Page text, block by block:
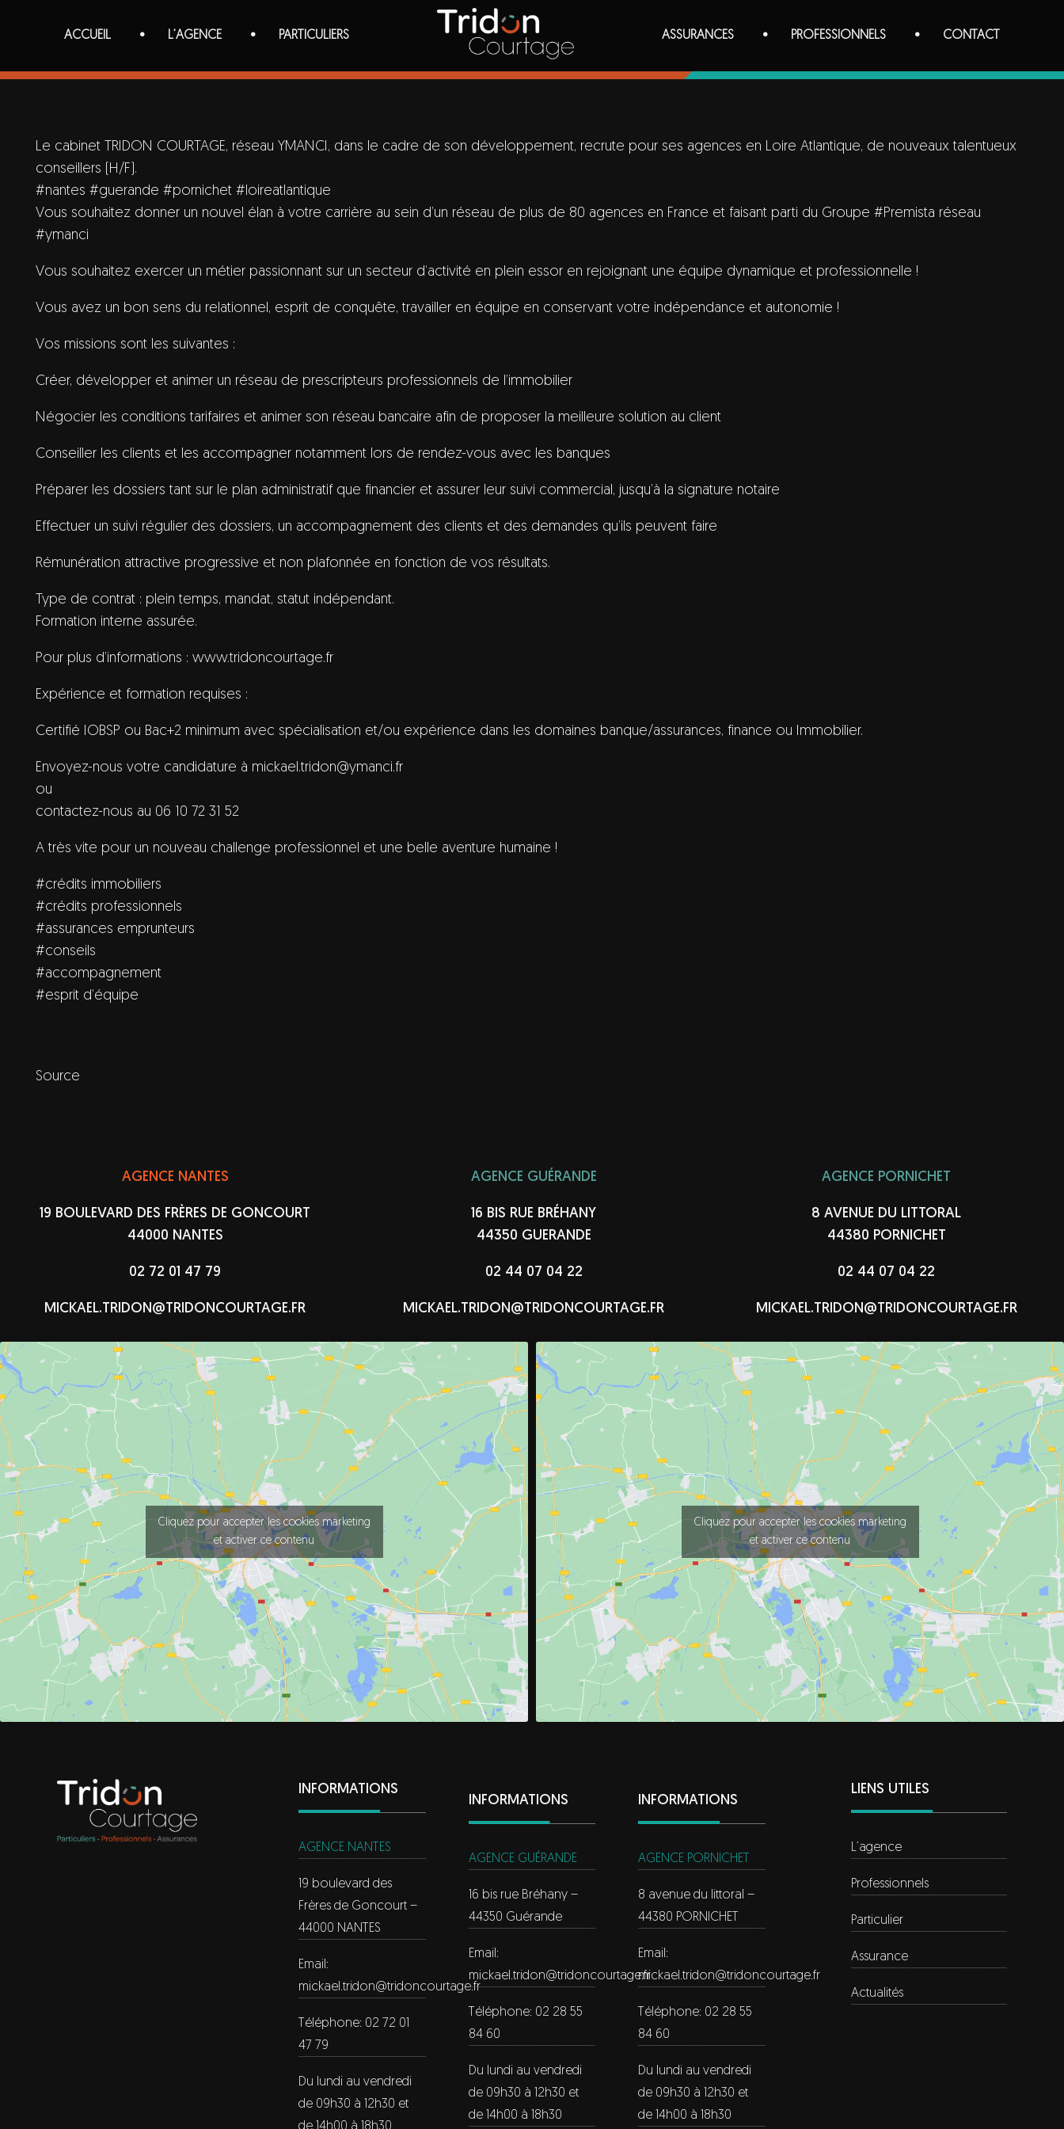
ACCUEIL L’AGENCE PARTICULIERS ASSURANCES PROFESSIONNELS CONTACT
Le cabinet TRIDON COURTAGE, réseau YMANCI, dans le cadre de son développement, recrute pour ses agences en Loire Atlantique, de nouveaux talentueux
conseillers (H/F).
#nantes #guerande #pornichet #loireatlantique
Vous souhaitez donner un nouvel élan à votre carrière au sein d’un réseau de plus de 80 agences en France et faisant parti du Groupe #Premista réseau
#ymanci
Vous souhaitez exercer un métier passionnant sur un secteur d’activité en plein essor en rejoignant une équipe dynamique et professionnelle !
Vous avez un bon sens du relationnel, esprit de conquête, travailler en équipe en conservant votre indépendance et autonomie !
Vos missions sont les suivantes :
Créer, développer et animer un réseau de prescripteurs professionnels de l’immobilier
Négocier les conditions tarifaires et animer son réseau bancaire afin de proposer la meilleure solution au client
Conseiller les clients et les accompagner notamment lors de rendez-vous avec les banques
Préparer les dossiers tant sur le plan administratif que financier et assurer leur suivi commercial, jusqu’à la signature notaire
Effectuer un suivi régulier des dossiers, un accompagnement des clients et des demandes qu’ils peuvent faire
Rémunération attractive progressive et non plafonnée en fonction de vos résultats.
Type de contrat : plein temps, mandat, statut indépendant.
Formation interne assurée.
Pour plus d’informations : www.tridoncourtage.fr
Expérience et formation requises :
Certifié IOBSP ou Bac+2 minimum avec spécialisation et/ou expérience dans les domaines banque/assurances, finance ou Immobilier.
Envoyez-nous votre candidature à mickael.tridon@ymanci.fr
ou
contactez-nous au 06 10 72 31 52
A très vite pour un nouveau challenge professionnel et une belle aventure humaine !
#crédits immobiliers
#crédits professionnels
#assurances emprunteurs
#conseils
#accompagnement
#esprit d’équipe
Source
AGENCE NANTES
19 BOULEVARD DES FRÈRES DE GONCOURT
44000 NANTES
02 72 01 47 79
MICKAEL.TRIDON@TRIDONCOURTAGE.FR
AGENCE GUÉRANDE
16 BIS RUE BRÉHANY
44350 GUERANDE
02 44 07 04 22
MICKAEL.TRIDON@TRIDONCOURTAGE.FR
AGENCE PORNICHET
8 AVENUE DU LITTORAL
44380 PORNICHET
02 44 07 04 22
MICKAEL.TRIDON@TRIDONCOURTAGE.FR
Cliquez pour accepter les cookies marketing
et activer ce contenu
Cliquez pour accepter les cookies marketing
et activer ce contenu
INFORMATIONS
AGENCE NANTES
19 boulevard des
Frères de Goncourt –
44000 NANTES
Email:
mickael.tridon@tridoncourtage.fr
Téléphone: 02 72 01
47 79
Du lundi au vendredi
de 09h30 à 12h30 et
INFORMATIONS
AGENCE GUÉRANDE
16 bis rue Bréhany –
44350 Guérande
Email:
mickael.tridon@tridoncourtage.fr
Téléphone: 02 28 55
84 60
Du lundi au vendredi
de 09h30 à 12h30 et
de 14h00 à 18h30
INFORMATIONS
AGENCE PORNICHET
8 avenue du littoral –
44380 PORNICHET
Email:
mickael.tridon@tridoncourtage.fr
Téléphone: 02 28 55
84 60
Du lundi au vendredi
de 09h30 à 12h30 et
de 14h00 à 18h30
LIENS UTILES
L’agence
Professionnels
Particulier
Assurance
Actualités